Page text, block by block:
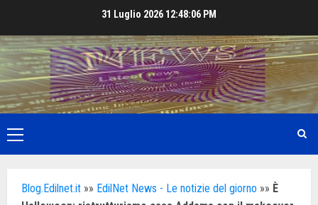
content
31 Luglio 2026 12:48:08 PM
Primary
Menu
Blog.Edilnet.it »» EdilNet News - Le notizie del giorno »» È